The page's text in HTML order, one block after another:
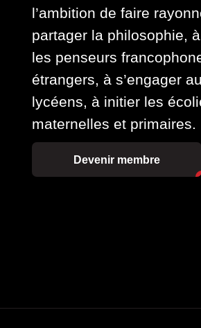
l’ambition de faire
partager la philosophie,
les penseurs
étrangers, à s’engager
lycéens, à initier les
maternelles et primaires.
Devenir membre